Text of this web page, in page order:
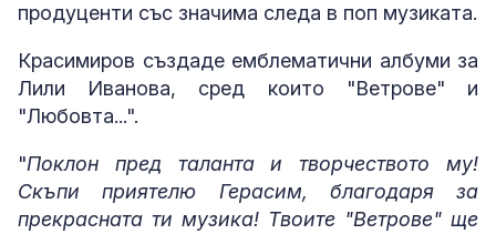
продуценти със значима следа в поп музиката.
Красимиров създаде емблематични албуми за
Лили Иванова, сред които "Ветрове" и
"Любовта...".
"Поклон пред таланта и творчеството му!
Скъпи приятелю Герасим, благодаря за
прекрасната ти музика! Твоите "Ветрове" ще